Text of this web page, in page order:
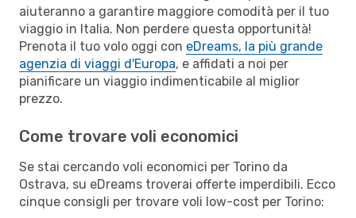
aiuteranno a garantire maggiore comodità per il tuo
viaggio in Italia. Non perdere questa opportunità!
Prenota il tuo volo oggi con eDreams, la più grande
agenzia di viaggi d'Europa, e affidati a noi per
pianificare un viaggio indimenticabile al miglior
prezzo.
Come trovare voli economici
Se stai cercando voli economici per Torino da
Ostrava, su eDreams troverai offerte imperdibili. Ecco
cinque consigli per trovare voli low-cost per Torino: